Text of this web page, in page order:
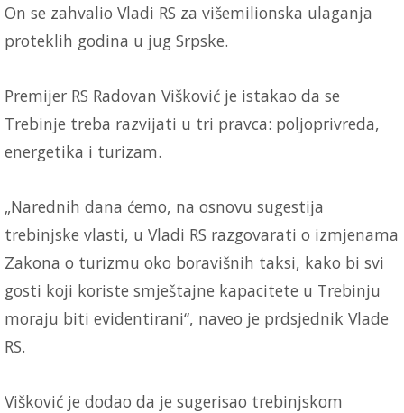
On se zahvalio Vladi RS za višemilionska ulaganja
proteklih godina u jug Srpske.
Premijer RS Radovan Višković je istakao da se
Trebinje treba razvijati u tri pravca: poljoprivreda,
energetika i turizam.
„Narednih dana ćemo, na osnovu sugestija
trebinjske vlasti, u Vladi RS razgovarati o izmjenama
Zakona o turizmu oko boravišnih taksi, kako bi svi
gosti koji koriste smještajne kapacitete u Trebinju
moraju biti evidentirani“, naveo je prdsjednik Vlade
RS.
Višković je dodao da je sugerisao trebinjskom